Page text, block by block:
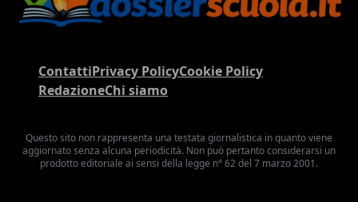
ContattiPrivacy PolicyCookie Policy
RedazioneChi siamo
Questo sito non rappresenta una testata giornalistica in quanto viene
aggiornato senza alcuna periodicità. Non può pertanto considerarsi un
prodotto editoriale ai sensi della legge n° 62 del 7 marzo 2001.